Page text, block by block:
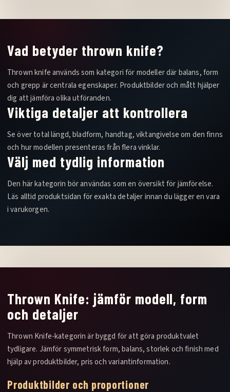
Vad betyder thrown knife?
Thrown knife används som kategori för modeller där balans, form
och grepp är centrala egenskaper. Produktbilder och mått hjälper
dig att jämföra olika utföranden.
Viktiga detaljer att kontrollera
Se över total längd, bladform, handtag, viktangivelse om den finns
och hur modellen presenteras från flera vinklar.
Välj med tydlig information
Den här kategorin bör användas som en översikt för jämförelse.
Läs alltid produktsidan för exakta detaljer innan du lägger en vara
i varukorgen.
Thrown Knife: jämför modell, form
och detaljer
Thrown Knife-kategorin är byggd för att göra produktvalet
tydligare. Jämför symmetrisk form, balans, storlek och finish med
hjälp av produktbilder, pris och variantinformation.
Produktbilder och proportioner